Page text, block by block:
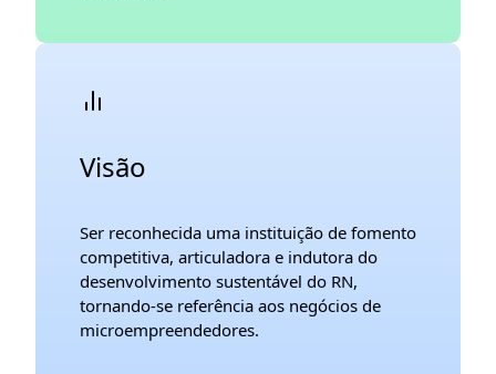
Visão
Ser reconhecida uma instituição de fomento
competitiva, articuladora e indutora do
desenvolvimento sustentável do RN,
tornando-se referência aos negócios de
microempreendedores.